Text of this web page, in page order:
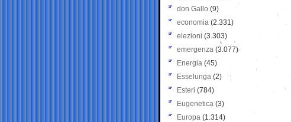
don Gallo (9)
economia (2.331)
elezioni (3.303)
emergenza (3.077)
Energia (45)
Esselunga (2)
Esteri (784)
Eugenetica (3)
Europa (1.314)